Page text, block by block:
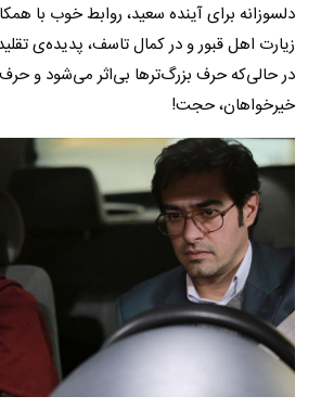
دلسوزانه برای آینده سعید، روابط خوب با
زیارت اهل قبور و در کمال تاسف،‌ پدیده‌ی
در حالی‌که حرف بزرگ‌ترها بی‌اثر می‌شود و
خیرخواهان، حجت!